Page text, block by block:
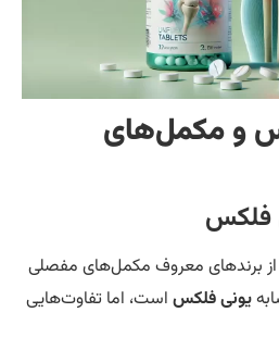
مکمل‌های
معروف مکمل‌های مفصلی
فلکساست، اما تفاوت‌هایی